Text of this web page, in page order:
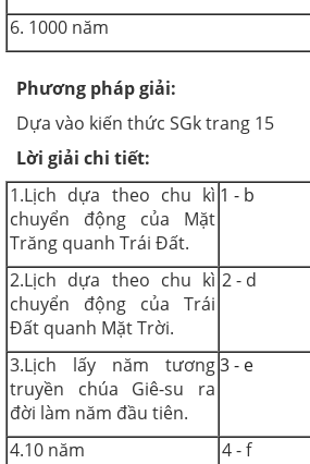
6. 1000 năm
Phương pháp giải:
Dựa vào kiến thức SGk trang 15
Lời giải chi tiết:
1.Lịch dựa theo chu kì
chuyển động của Mặt
Trăng quanh Trái Đất.
1 - b
2.Lịch dựa theo chu kì
chuyển động của Trái
Đất quanh Mặt Trời.
2 - d
3.Lịch lấy năm tương
truyền chúa Giê-su ra
đời làm năm đầu tiên.
3 - e
4.10 năm 4 - f